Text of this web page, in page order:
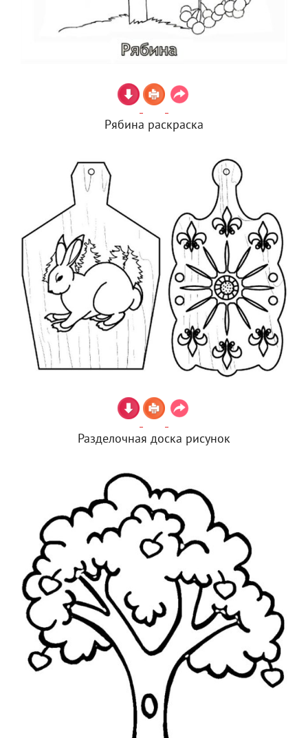
Рябина раскраска
Разделочная доска рисунок